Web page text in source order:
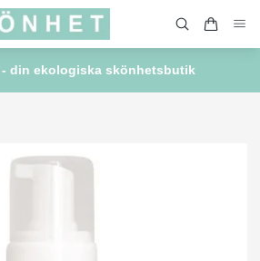
- din ekologiska skönhetsbutik